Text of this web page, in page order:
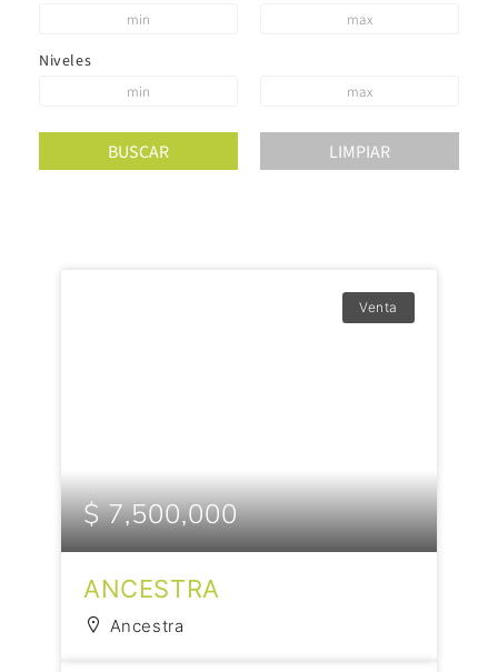
Niveles
Venta
$ 7,500,000
ANCESTRA
Ancestra